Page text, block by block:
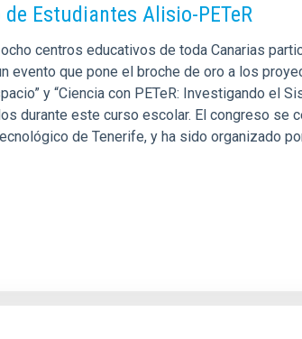
Estudiantes Alisio-PETeR
centros educativos de toda Canarias
evento que pone el broche de oro a los
y “Ciencia con PETeR: Investigando el
durante este curso escolar. El congreso se
de Tenerife, y ha sido organizado